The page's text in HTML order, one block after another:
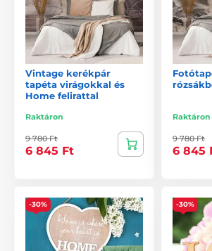
Vintage kerékpár
tapéta virágokkal és
Home felirattal
Raktáron
9 780 Ft
6 845 Ft
Raktáron
9 780 Ft
6 845
-30% -30%